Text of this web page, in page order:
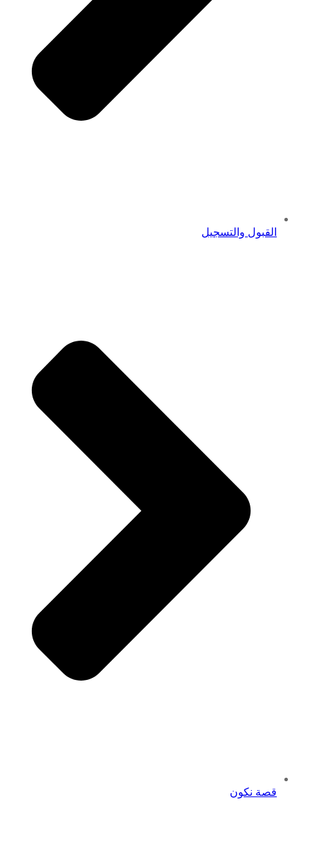
القبول والتسجيل
قصة نكون